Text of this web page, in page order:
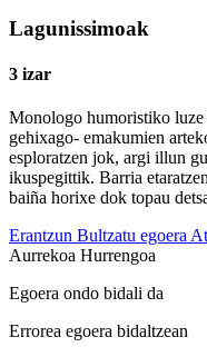
Lagunissimoak
3 izar
Monologo humoristiko
gehixago- emakumien
esploratzen jok, argi illun
ikuspegittik. Barria
baiña horixe dok topau
Erantzun Bultzatu egoera
Aurrekoa Hurrengoa
Egoera ondo bidali da
Errorea egoera bidaltzean